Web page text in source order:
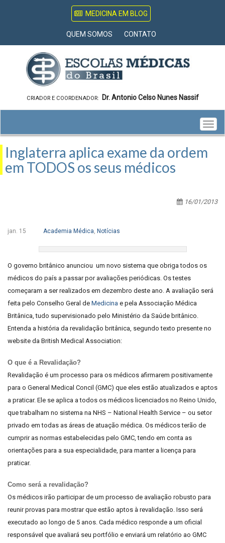
MEDICINA EM BLOG
QUEM SOMOS CONTATO
CRIADOR E COORDENADOR: Dr. Antonio Celso Nunes Nassif
Inglaterra aplica exame da ordem
em TODOS os seus médicos
16/01/2013
jan. 15 Academia Médica, Notícias
O governo britânico anunciou um novo sistema que obriga todos os
médicos do país a passar por avaliações periódicas. Os testes
começaram a ser realizados em dezembro deste ano. A avaliação será
feita pelo Conselho Geral de Medicina e pela Associação Médica
Britânica, tudo supervisionado pelo Ministério da Saúde britânico.
Entenda a história da revalidação britânica, segundo texto presente no
website da British Medical Association:
O que é a Revalidação?
Revalidação é um processo para os médicos afirmarem positivamente
para o General Medical Concil (GMC) que eles estão atualizados e aptos
a praticar. Ele se aplica a todos os médicos licenciados no Reino Unido,
que trabalham no sistema na NHS – National Health Service – ou setor
privado em todas as áreas de atuação médica. Os médicos terão de
cumprir as normas estabelecidas pelo GMC, tendo em conta as
orientações para a sua especialidade, para manter a licença para
praticar.
Como será a revalidação?
Os médicos irão participar de um processo de avaliação robusto para
reunir provas para mostrar que estão aptos à revalidação. Isso será
executado ao longo de 5 anos. Cada médico responde a um oficial
responsável que avaliará seu portfólio e enviará um relatório ao GMC